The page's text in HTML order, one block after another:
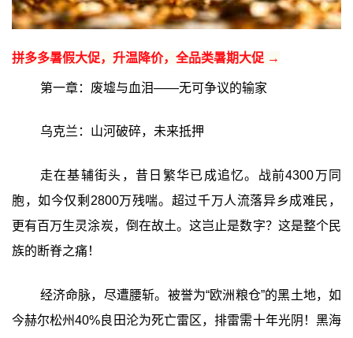
拼多多暑假大促，升温降价，全品类暑期大促 →
第一章：废墟与血泪——无可争议的输家
乌克兰：山河破碎，未来抵押
走在基辅街头，昔日繁华已成追忆。战前4300万同
胞，如今仅剩2800万残喘。超过千万人流落异乡成难民，
更有百万生灵涂炭，倒在故土。这岂止是数字？这是整个民
族的断脊之痛！
经济命脉，尽遭腰斩。被誉为“欧洲粮仓”的黑土地，如
今赫尔松州40%良田沦为死亡雷区，排雷需十年光阴！黑海